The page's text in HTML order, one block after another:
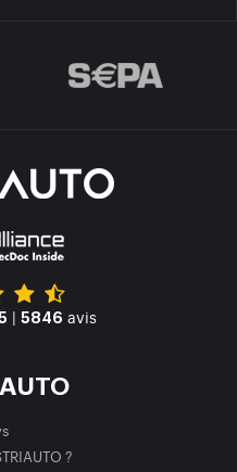
| 5846 avis
?